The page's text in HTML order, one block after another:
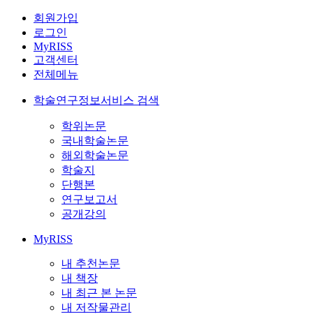
회원가입
로그인
MyRISS
고객센터
전체메뉴
학술연구정보서비스 검색
학위논문
국내학술논문
해외학술논문
학술지
단행본
연구보고서
공개강의
MyRISS
내 추천논문
내 책장
내 최근 본 논문
내 저작물관리